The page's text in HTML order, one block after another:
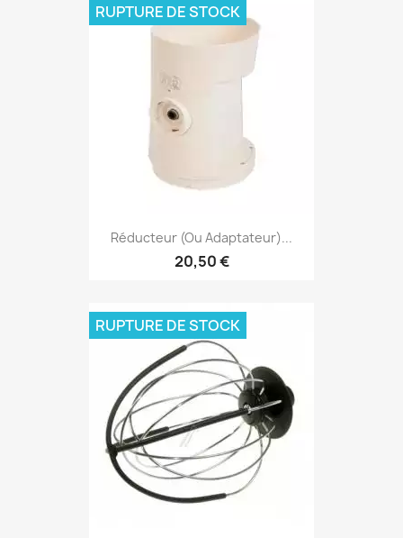
Réducteur (ou Adaptateur)...
20,50 €
RUPTURE DE STOCK
RUPTURE DE STOCK